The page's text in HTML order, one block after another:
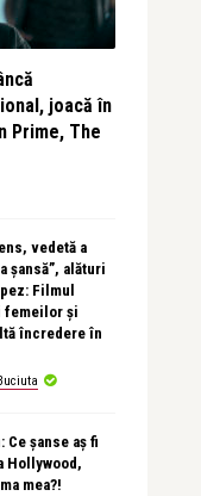
joacă în
Prime, The
vedetă a
șansă”, alături
Filmul
femeilor și
încredere în
Ce șanse aș fi
Hollywood,
mea?!